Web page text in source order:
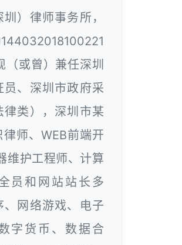
）律师事务所，
或曾）兼任深圳
、深圳市政府采
类），深圳市某
师、WEB前端开
维护工程师、计算
员和网站站长多
网络游戏、电子
字货币、数据合